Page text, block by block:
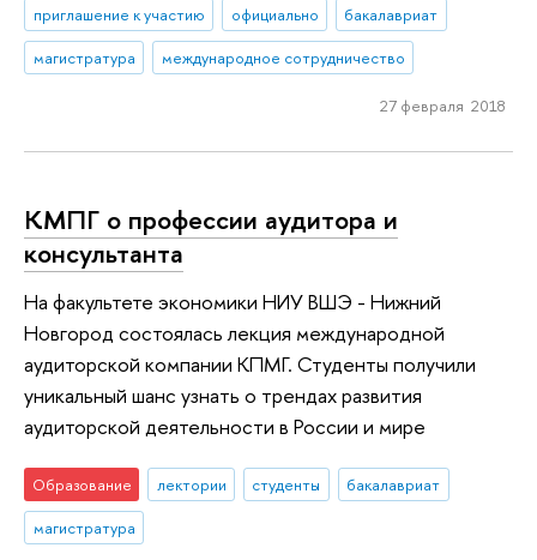
приглашение к участию
официально
бакалавриат
магистратура
международное сотрудничество
27 февраля 2018
КМПГ о профессии аудитора и
консультанта
На факультете экономики НИУ ВШЭ - Нижний
Новгород состоялась лекция международной
аудиторской компании КПМГ. Студенты получили
уникальный шанс узнать о трендах развития
аудиторской деятельности в России и мире
Образование лектории студенты
бакалавриат
магистратура